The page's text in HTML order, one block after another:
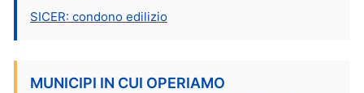
SICER: condono edilizio
MUNICIPI IN CUI OPERIAMO